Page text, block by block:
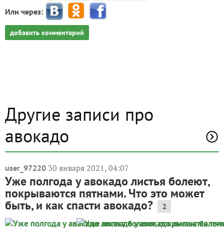
Или через:
добавить комментарий
Другие записи про
авокадо
user_97220 30 января 2021, 04:07
Уже полгода у авокадо листья болеют,
покрываются пятнами. Что это может
быть, и как спасти авокадо? 2